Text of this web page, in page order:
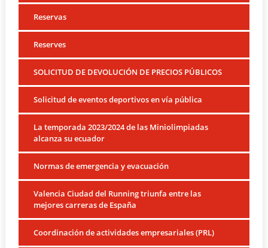
Reservas
Reserves
SOLICITUD DE DEVOLUCIÓN DE PRECIOS PÚBLICOS
Solicitud de eventos deportivos en vía pública
La temporada 2023/2024 de las Miniolimpiadas
alcanza su ecuador
Normas de emergencia y evacuación
Valencia Ciudad del Running triunfa entre las
mejores carreras de España
Coordinación de actividades empresariales (PRL)